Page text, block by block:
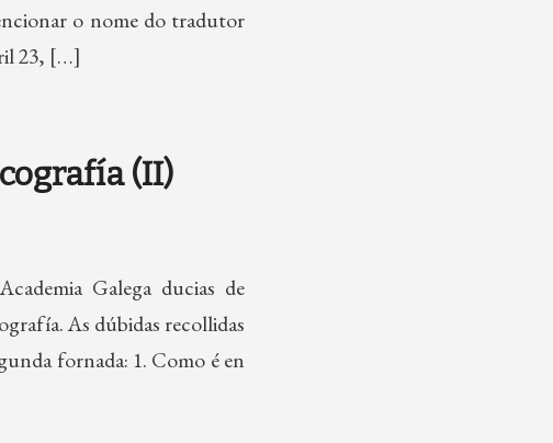
o nome do tradutor
23, […]
(II)
Galega ducias de
As dúbidas recollidas
fornada: 1. Como é en